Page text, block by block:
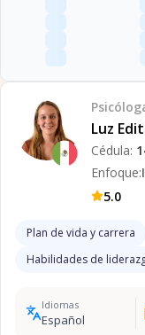
Luz
Cédula:
Enfoque:
5.0
Plan de vida y carrera
Habilidades de
Idiomas
Español